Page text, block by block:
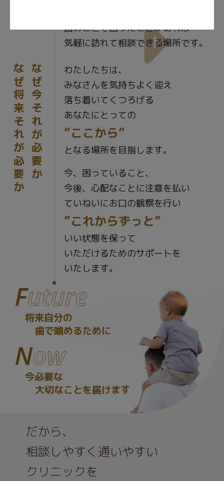
なぜ今それが必要か
なぜ将来それが必要か
歯のことで困ったことがあれば
気軽に訪れて相談できる場所です。
わたしたちは、
みなさんを気持ちよく迎え
落ち着いてくつろげる
あなたにとっての
”ここから”
となる場所を目指します。
今、困っていること、
今後、心配なことに注意を払い
ていねいにお口の観察を行い
”これからずっと”
いい状態を保って
いただけるためのサポートを
いたします。
将来自分の
歯で噛めるために
今必要な
大切なことを届けます
だから、
相談しやすく通いやすい
クリニックを